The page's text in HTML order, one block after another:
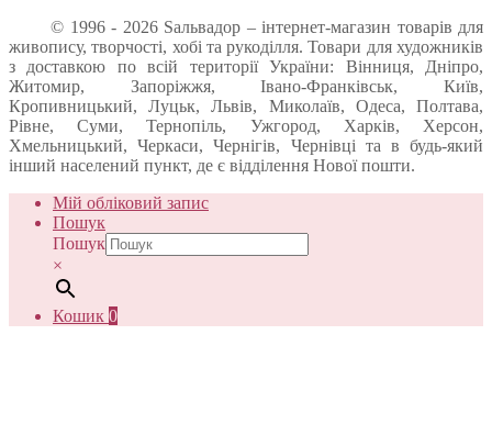
© 1996 - 2026 Sальвадор – інтернет-магазин товарів для
живопису, творчості, хобі та рукоділля. Товари для художників
з доставкою по всій території України: Вінниця, Дніпро,
Житомир, Запоріжжя, Івано-Франківськ, Київ,
Кропивницький, Луцьк, Львів, Миколаїв, Одеса, Полтава,
Рівне, Суми, Тернопіль, Ужгород, Харків, Херсон,
Хмельницький, Черкаси, Чернігів, Чернівці та в будь-який
інший населений пункт, де є відділення Нової пошти.
Мій обліковий запис
Пошук
Пошук
×
Кошик 0